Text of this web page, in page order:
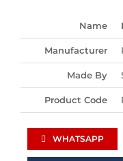
Name
Manufacturer
Made By
Product Code
WHATSAPP